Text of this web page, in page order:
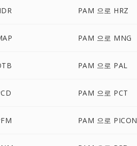
PAM 으로 HRZ
PAM 으로 MNG
PAM 으로 PAL
PAM 으로 PCT
PAM 으로 PICON